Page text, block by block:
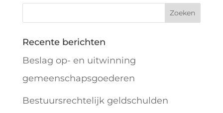
Recente berichten
Beslag op- en uitwinning
gemeenschapsgoederen
Bestuursrechtelijk geldschulden